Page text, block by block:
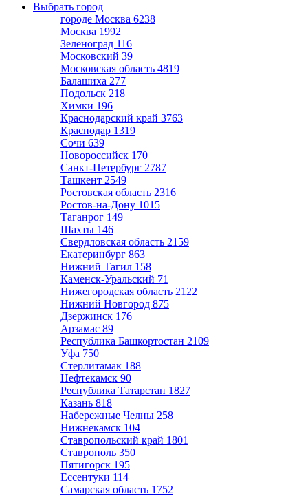
Выбрать город
городе Москва 6238
Москва 1992
Зеленоград 116
Московский 39
Московская область 4819
Балашиха 277
Подольск 218
Химки 196
Краснодарский край 3763
Краснодар 1319
Сочи 639
Новороссийск 170
Санкт-Петербург 2787
Ташкент 2549
Ростовская область 2316
Ростов-на-Дону 1015
Таганрог 149
Шахты 146
Свердловская область 2159
Екатеринбург 863
Нижний Тагил 158
Каменск-Уральский 71
Нижегородская область 2122
Нижний Новгород 875
Дзержинск 176
Арзамас 89
Республика Башкортостан 2109
Уфа 750
Стерлитамак 188
Нефтекамск 90
Республика Татарстан 1827
Казань 818
Набережные Челны 258
Нижнекамск 104
Ставропольский край 1801
Ставрополь 350
Пятигорск 195
Ессентуки 114
Самарская область 1752